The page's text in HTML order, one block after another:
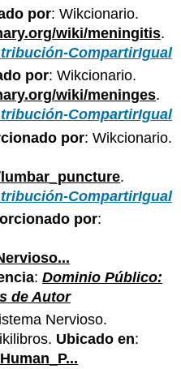
por: Wikcionario.
wiki/meningitis.
CompartirIgual
por: Wikcionario.
wiki/meninges.
CompartirIgual
por: Wikcionario.
.
CompartirIgual
por:
:Dominio Público:
de Autor
Nervioso.
Ubicado en: